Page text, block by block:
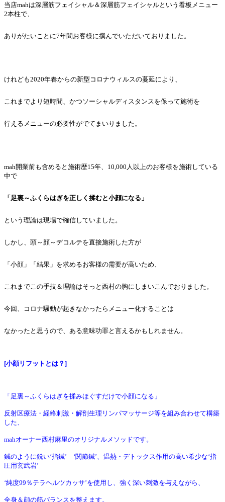
当店mahは深層筋フェイシャル＆深層筋フェイシャルという看板メニュー
2本柱で、
ありがたいことに7年間お客様に撰んでいただいておりました。
けれども2020年春からの新型コロナウィルスの蔓延により、
これまでより短時間、かつソーシャルディスタンスを保って施術を
行えるメニューの必要性がでてまいりました。
mah開業前も含めると施術歴15年、10,000人以上のお客様を施術している
中で
「足裏～ふくらはぎを正しく揉むと小顔になる」
という理論は現場で確信していました。
しかし、頭～顔～デコルテを直接施術した方が
「小顔」「結果」を求めるお客様の需要が高いため、
これまでこの手技＆理論はそっと西村の胸にしまいこんでおりました。
今回、コロナ騒動が起きなかったらメニュー化することは
なかったと思うので、ある意味功罪と言えるかもしれません。
[小顔リフットとは？]
「足裏～ふくらはぎを揉みほぐすだけで小顔になる」
反射区療法・経絡刺激・解剖生理リンパマッサージ等を組み合わせて構築
した、
mahオーナー西村麻里のオリジナルメソッドです。
鍼のように鋭い‘指鍼’ ‘関節鍼’、温熱・デトックス作用の高い希少な‘指
圧用玄武岩’
‘純度99％テラヘルツカッサ’を使用し、強く深い刺激を与えながら、
全身＆顔の筋バランスを整えます。